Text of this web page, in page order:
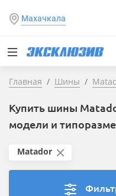
Махачкала
Главная Шины
Купить шины
модели и
Matador